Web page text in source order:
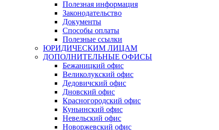
Полезная информация
Законодательство
Документы
Способы оплаты
Полезные ссылки
ЮРИДИЧЕСКИМ ЛИЦАМ
ДОПОЛНИТЕЛЬНЫЕ ОФИСЫ
Бежаницкий офис
Великолукский офис
Дедовичский офис
Дновский офис
Красногородский офис
Куньинский офис
Невельский офис
Новоржевский офис